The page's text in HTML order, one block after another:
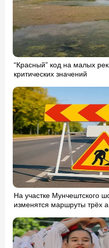
“Красный” код на малых
критических значений
На участке Мунчештского
изменятся маршруты трёх